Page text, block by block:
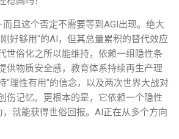
且这个否定不需要等到AGI出现。绝大
好够用"的AI，但其总量累积的替代效应
世俗化之所以能维持，依赖一组隐性条
供物质安全感，教育体系持续再生产理
"理性有用"的信念，以及两次世界大战对
伤记忆。更根本的是，它依赖一个隐性
就能获得世俗回报。AI正在从多个方向